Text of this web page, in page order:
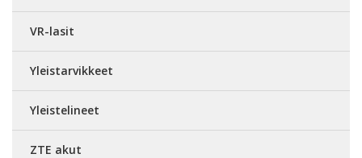
VR-lasit
Yleistarvikkeet
Yleistelineet
ZTE akut